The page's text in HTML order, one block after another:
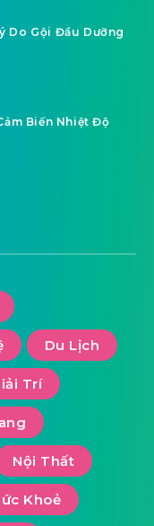
Do Gội Đầu Dưỡng
Biến Nhiệt Độ
Du Lịch
Trí
Nội Thất
Khoẻ